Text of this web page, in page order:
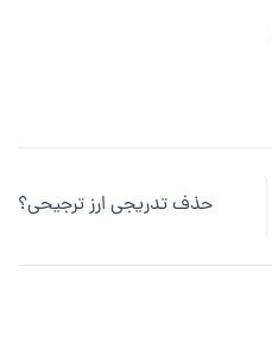
حذف تدریجی ارز ترجیحی؟